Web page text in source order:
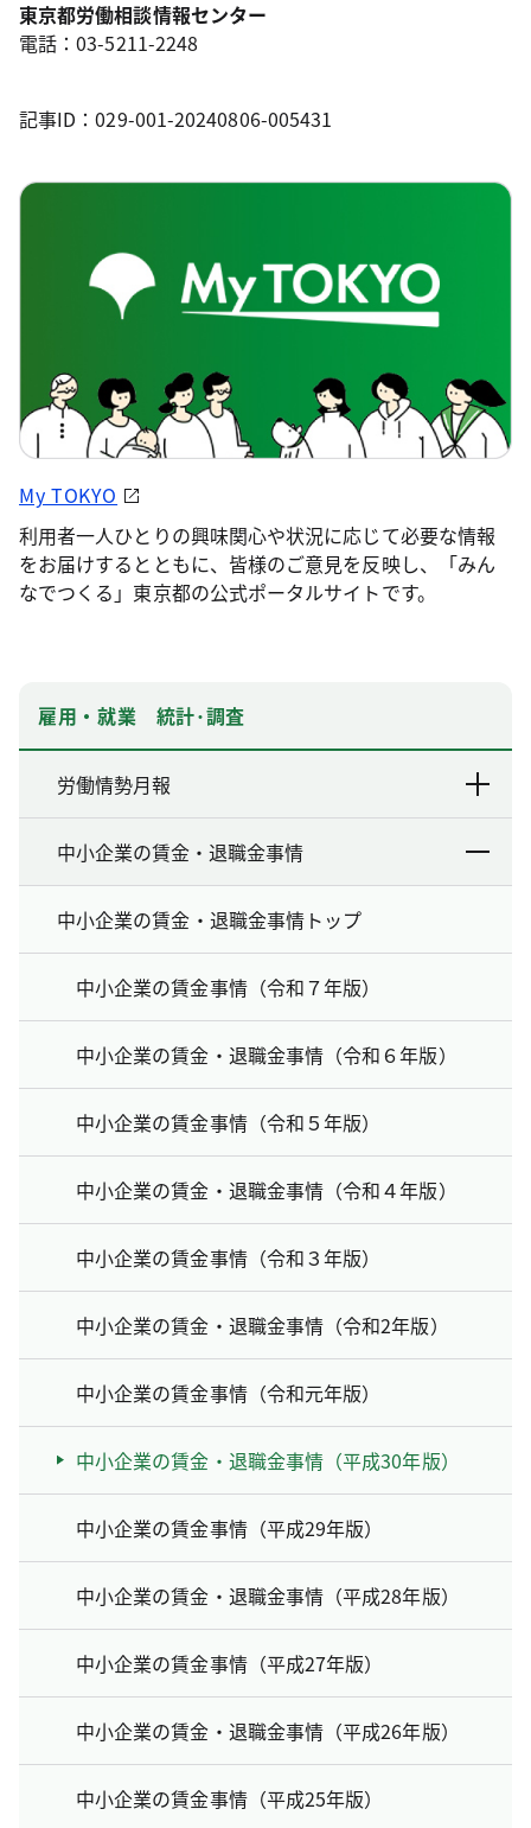
東京都労働相談情報センター
電話：03-5211-2248
記事ID：029-001-20240806-005431
My TOKYO
利用者一人ひとりの興味関心や状況に応じて必要な情報
をお届けするとともに、皆様のご意見を反映し、「みん
なでつくる」東京都の公式ポータルサイトです。
雇用・就業 統計･調査
労働情勢月報
中小企業の賃金・退職金事情
中小企業の賃金・退職金事情トップ
中小企業の賃金事情（令和７年版）
中小企業の賃金・退職金事情（令和６年版）
中小企業の賃金事情（令和５年版）
中小企業の賃金・退職金事情（令和４年版）
中小企業の賃金事情（令和３年版）
中小企業の賃金・退職金事情（令和2年版）
中小企業の賃金事情（令和元年版）
中小企業の賃金・退職金事情（平成30年版）
中小企業の賃金事情（平成29年版）
中小企業の賃金・退職金事情（平成28年版）
中小企業の賃金事情（平成27年版）
中小企業の賃金・退職金事情（平成26年版）
中小企業の賃金事情（平成25年版）